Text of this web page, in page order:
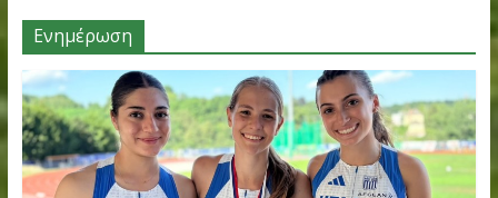
Ενημέρωση